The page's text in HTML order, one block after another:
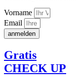
Vorname
Email
anmelden
Gratis
CHECK UP